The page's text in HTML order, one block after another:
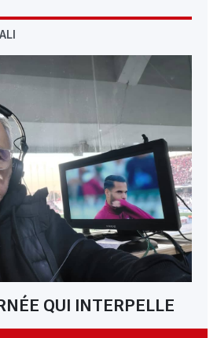
QUI INTERPELLE